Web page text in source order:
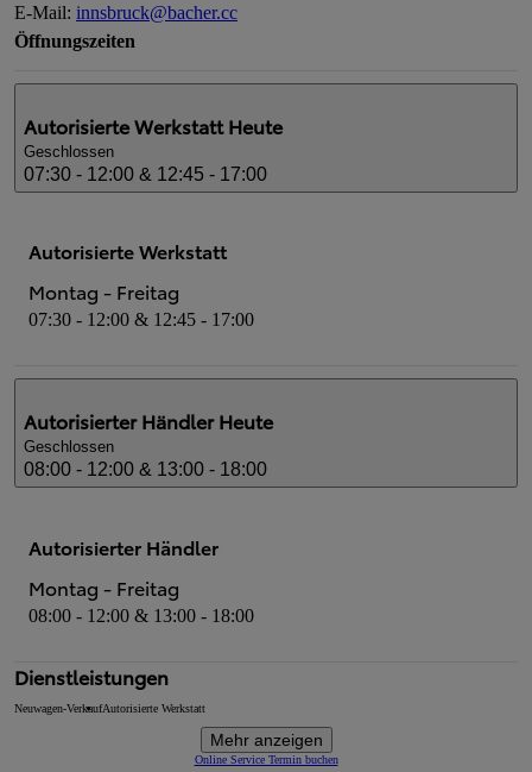
E-Mail: innsbruck@bacher.cc
Öffnungszeiten
Autorisierte Werkstatt Heute
Geschlossen
07:30 - 12:00 & 12:45 - 17:00
Autorisierte Werkstatt
Montag - Freitag
07:30 - 12:00 & 12:45 - 17:00
Autorisierter Händler Heute
Geschlossen
08:00 - 12:00 & 13:00 - 18:00
Autorisierter Händler
Montag - Freitag
08:00 - 12:00 & 13:00 - 18:00
Dienstleistungen
Neuwagen-VerkaufAutorisierte Werkstatt
Mehr anzeigen
Online Service Termin buchen